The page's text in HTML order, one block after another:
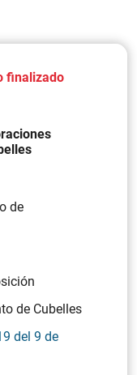
finalizado
de
de Cubelles
del 9 de